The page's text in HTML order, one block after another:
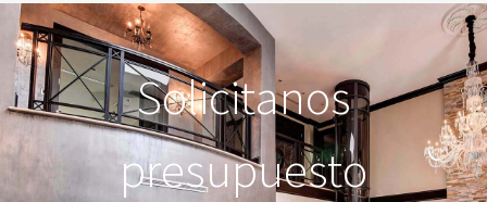
Solicitanos
presupuesto